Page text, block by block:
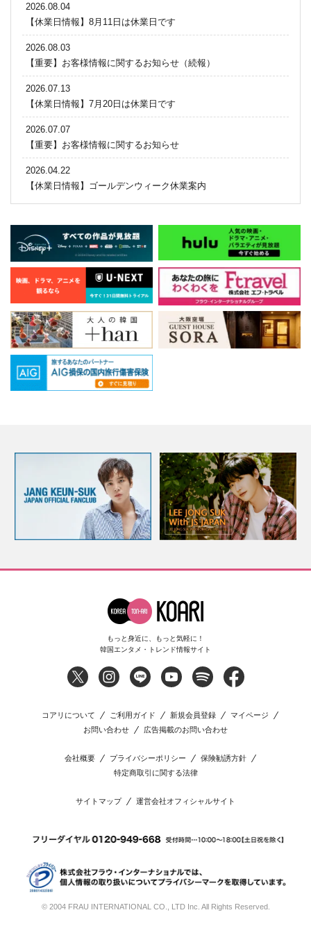
2026.08.04
【休業日情報】8月11日は休業日です
2026.08.03
【重要】お客様情報に関するお知らせ（続報）
2026.07.13
【休業日情報】7月20日は休業日です
2026.07.07
【重要】お客様情報に関するお知らせ
2026.04.22
【休業日情報】ゴールデンウィーク休業案内
もっと身近に、もっと気軽に！
韓国エンタメ・トレンド情報サイト
コアリについて ご利用ガイド 新規会員登録
マイページ
お問い合わせ
広告掲載のお問い合わせ
会社概要 プライバシーポリシー
保険勧誘方針
特定商取引に関する法律
サイトマップ 運営会社オフィシャルサイト
© 2004 FRAU INTERNATIONAL CO., LTD Inc. All Rights Reserved.